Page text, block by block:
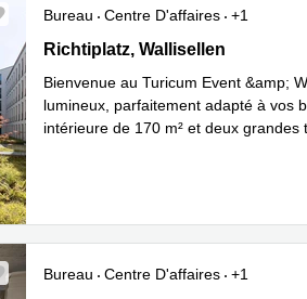
Bureau Centre D'affaires +1
Richtiplatz 3, Wallisellen
Richtiplatz, Wallisellen
Bienvenue au Turicum Event &amp;
lumineux, parfaitement adapté à vos
intérieure de 170 m² et deux grandes
Bureau Centre D'affaires +1